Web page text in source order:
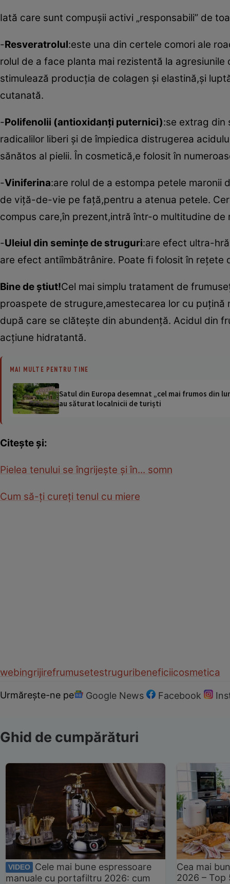
Iată care sunt compuşii activi „responsabili” de
-Resveratrolul:este una din certele comori ale
rolul de a face planta mai rezistentă la
stimulează producţia de colagen şi elastină,şi
cutanată.
-Polifenolii (antioxidanţi puternici):se extrag din
radicalilor liberi şi de împiedica distrugerea
sănătos al pielii. În cosmetică,e folosit în
-Viniferina:are rolul de a estompa petele maronii
de viţă-de-vie pe faţă,pentru a atenua petele.
compus care,în prezent,intră într-o multitudine de
-Uleiul din seminţe de struguri:are efect ultra-
are efect antiîmbătrânire. Poate fi folosit în reţete
Bine de ştiut!Cel mai simplu tratament de
proaspete de strugure,amestecarea lor cu puţină
după care se clăteşte din abundenţă. Acidul din
acţiune hidratantă.
MAI MULTE PENTRU TINE
Satul din Europa desemnat „cel mai frumos din
au săturat localnicii de turiști
Citeşte şi:
Pielea tenului se îngrijeşte şi în... somn
Cum să-ţi cureţi tenul cu miere
webingrijirefrumusetestruguribeneficiicosmetica
Urmărește-ne pe Google News Facebook
Ghid de cumpărături
VIDEO
Cele mai bune espressoare
manuale cu portafiltru 2026: cum
Cea mai
2026 –